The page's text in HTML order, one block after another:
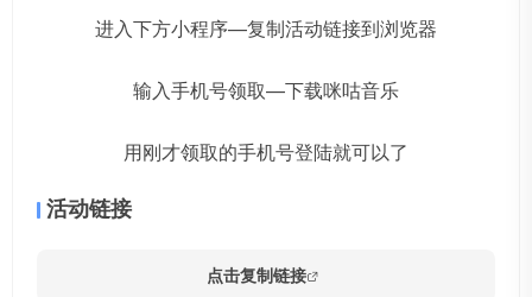
进入下方小程序—复制活动链接到浏览器
输入手机号领取—下载咪咕音乐
用刚才领取的手机号登陆就可以了
活动链接
点击复制链接